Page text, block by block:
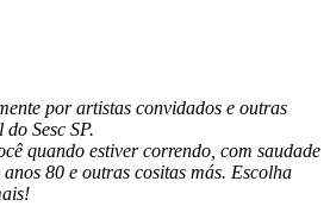
por artistas convidados e outras
Sesc SP.
quando estiver correndo, com saudade
80 e outras cositas más. Escolha